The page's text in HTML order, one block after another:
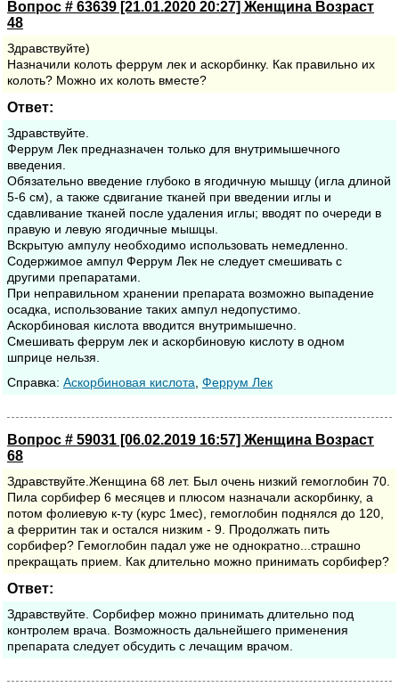
Вопрос # 63639 [21.01.2020 20:27] Женщина Возраст
48
Здравствуйте)
Назначили колоть феррум лек и аскорбинку. Как правильно их
колоть? Можно их колоть вместе?
Ответ:
Здравствуйте.
Феррум Лек предназначен только для внутримышечного
введения.
Обязательно введение глубоко в ягодичную мышцу (игла длиной
5-6 см), а также сдвигание тканей при введении иглы и
сдавливание тканей после удаления иглы; вводят по очереди в
правую и левую ягодичные мышцы.
Вскрытую ампулу необходимо использовать немедленно.
Содержимое ампул Феррум Лек не следует смешивать с
другими препаратами.
При неправильном хранении препарата возможно выпадение
осадка, использование таких ампул недопустимо.
Аскорбиновая кислота вводится внутримышечно.
Смешивать феррум лек и аскорбиновую кислоту в одном
шприце нельзя.
Cправка: Аскорбиновая кислота Феррум Лек
Вопрос # 59031 [06.02.2019 16:57] Женщина Возраст
68
Здравствуйте.Женщина 68 лет. Был очень низкий гемоглобин 70.
Пила сорбифер 6 месяцев и плюсом назначали аскорбинку, а
потом фолиевую к-ту (курс 1мес), гемоглобин поднялся до 120,
а ферритин так и остался низким - 9. Продолжать пить
сорбифер? Гемоглобин падал уже не однократно...страшно
прекращать прием. Как длительно можно принимать сорбифер?
Ответ:
Здравствуйте. Сорбифер можно принимать длительно под
контролем врача. Возможность дальнейшего применения
препарата следует обсудить с лечащим врачом.